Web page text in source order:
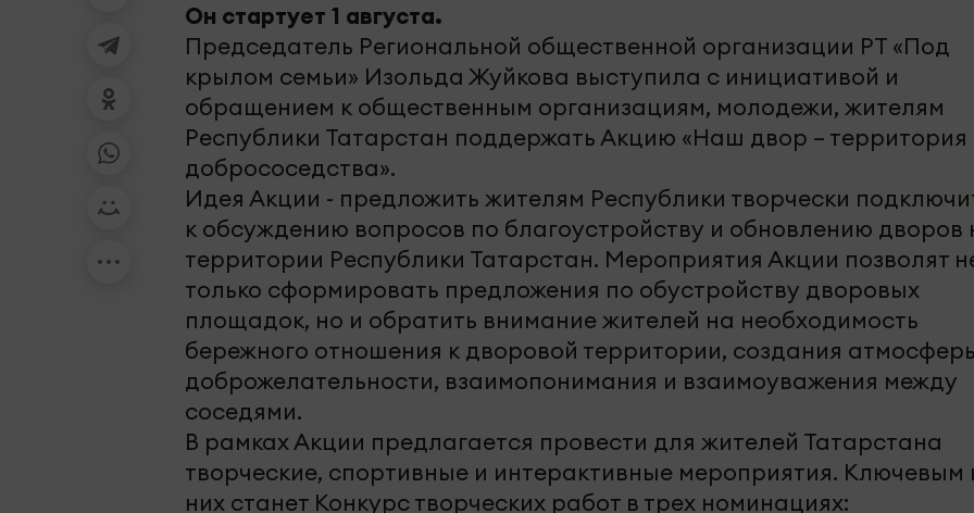
Он стартует 1 августа.
Председатель Региональной общественной организации РТ «Под
крылом семьи» Изольда Жуйкова выступила с инициативой и
обращением к общественным организациям, молодежи, жителям
Республики Татарстан поддержать Акцию «Наш двор – территория
добрососедства».
Идея Акции - предложить жителям Республики творчески
к обсуждению вопросов по благоустройству и обновлению дворов
территории Республики Татарстан. Мероприятия Акции позволят
только сформировать предложения по обустройству дворовых
площадок, но и обратить внимание жителей на необходимость
бережного отношения к дворовой территории, создания
доброжелательности, взаимопонимания и взаимоуважения между
соседями.
В рамках Акции предлагается провести для жителей Татарстана
творческие, спортивные и интерактивные мероприятия. Ключевым
них станет Конкурс творческих работ в трех номинациях: